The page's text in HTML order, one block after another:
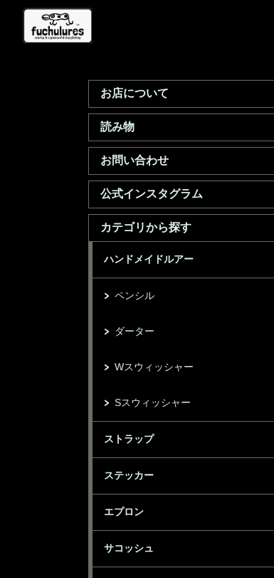
お店について
読み物
お問い合わせ
公式インスタグラム
カテゴリから探す
ハンドメイドルアー
ペンシル
ダーター
Wスウィッシャー
Sスウィッシャー
ストラップ
ステッカー
エプロン
サコッシュ